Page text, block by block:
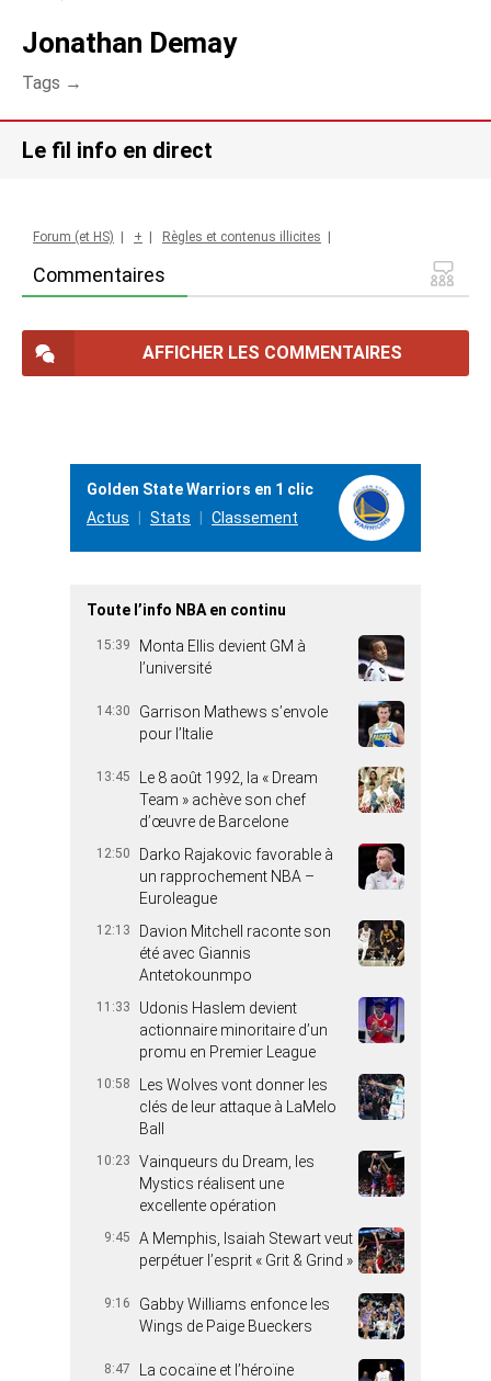
Jonathan Demay
Tags →
Le fil info en direct
Commentaires
Forum (et HS) + Règles et contenus illicites
AFFICHER LES COMMENTAIRES
Golden State Warriors en 1 clic
Actus
Stats Classement
Toute l’info NBA en continu
15:39
Monta Ellis devient GM à
l’université
14:30
Garrison Mathews s’envole
pour l’Italie
13:45
Le 8 août 1992, la « Dream
Team » achève son chef
d’œuvre de Barcelone
12:50
Darko Rajakovic favorable à
un rapprochement NBA –
Euroleague
12:13
Davion Mitchell raconte son
été avec Giannis
Antetokounmpo
11:33
Udonis Haslem devient
actionnaire minoritaire d’un
promu en Premier League
10:58
Les Wolves vont donner les
clés de leur attaque à LaMelo
Ball
10:23
Vainqueurs du Dream, les
Mystics réalisent une
excellente opération
9:45
A Memphis, Isaiah Stewart veut
perpétuer l’esprit « Grit & Grind »
9:16
Gabby Williams enfonce les
Wings de Paige Bueckers
8:47
La cocaïne et l’héroïne